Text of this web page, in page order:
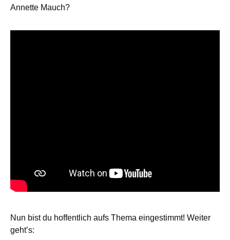
Annette Mauch?
Nun bist du hoffentlich aufs Thema eingestimmt! Weiter
geht’s: